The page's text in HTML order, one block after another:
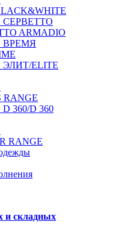
СЕРВЕТТО
ARMADIO
ВРЕМЯ
ЭЛИТ/ELITE
360/D 360
RANGE
и складных